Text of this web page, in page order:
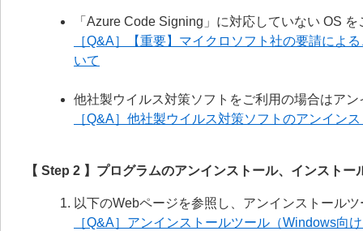
「Azure Code Signing」に対応していない OS
［Q&A］【重要】マイクロソフト社の要請によ
いて
他社製ウイルス対策ソフトをご利用の場合はア
［Q&A］他社製ウイルス対策ソフトのアンイン
【 Step 2 】プログラムのアンインストール、インストー
以下のWebページを参照し、アンインストール
［Q&A］アンインストールツール（Windows向